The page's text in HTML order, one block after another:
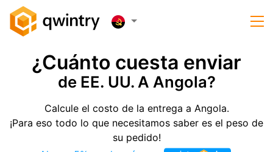
¿Cuánto cuesta enviar
de EE. UU. A Angola?
Calcule el costo de la entrega a Angola.
¡Para eso todo lo que necesitamos saber es el peso de
su pedido!